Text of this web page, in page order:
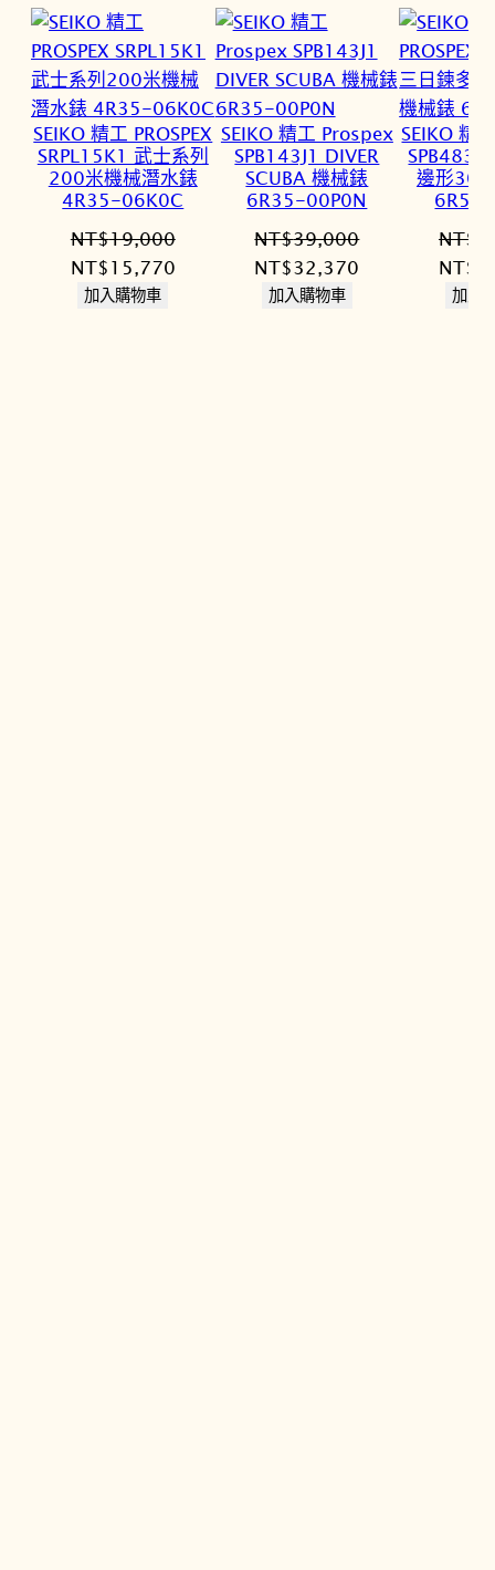
SEIKO 精工 PROSPEX
SRPL15K1 武士系列
200米機械潛水錶
4R35-06K0C
NT$19,000
原
始
NT$15,770目
加入購物車
SEIKO 精工 Prospex
SPB143J1 DIVER
SCUBA 機械錶
6R35-00P0N
NT$39,000
原
始
NT$32,370
加入購物車
SEIKO 精
邊形300
NT$
原
始
NT$
加入